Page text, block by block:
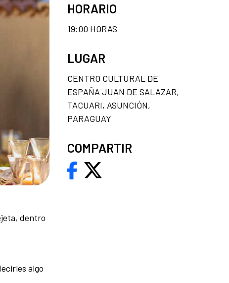
dentro
algo
HORARIO
19:00 HORAS
LUGAR
CENTRO CULTURAL DE
ESPAÑA JUAN DE SALAZAR,
TACUARI, ASUNCIÓN,
PARAGUAY
COMPARTIR